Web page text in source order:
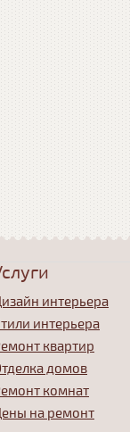
интерьера
интерьера
квартир
домов
комнат
на ремонт